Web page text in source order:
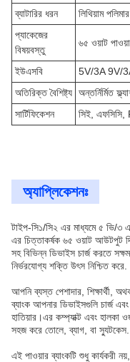
ব্যাটারির ধরন
লিথিয়াম পলিমার
প্যাকেজের
বিষয়বস্তু
৬৫ ওয়াট
ইউএসবি
5V/3A 9V/
অতিরিক্ত বৈশিষ্ট্য অন্তর্নির্মিত
সার্টিফিকেশন
সিই,
অ্যাপ্লিকেশনঃ
টাইপ-সি১/সি২ এর মাধ্যমে ৫
এর চিত্তাকর্ষক ৬৫ ওয়াট আউটপুট
সহ বিভিন্ন ডিভাইস চার্জ করতে
নির্ভরযোগ্য শক্তি উৎস নিশ্চিত করে.
আপনি ব্যস্ত পেশাদার,
ব্যাংক আপনার ডিভাইসগুলি চার্জ
হাতিয়ার।এর কম্প্যাক্ট এবং
সহজ করে তোলে, ব্যাগ, বা স্যুটকেস.
এই পাওয়ার ব্যাংকটি শুধু কার্যকরী